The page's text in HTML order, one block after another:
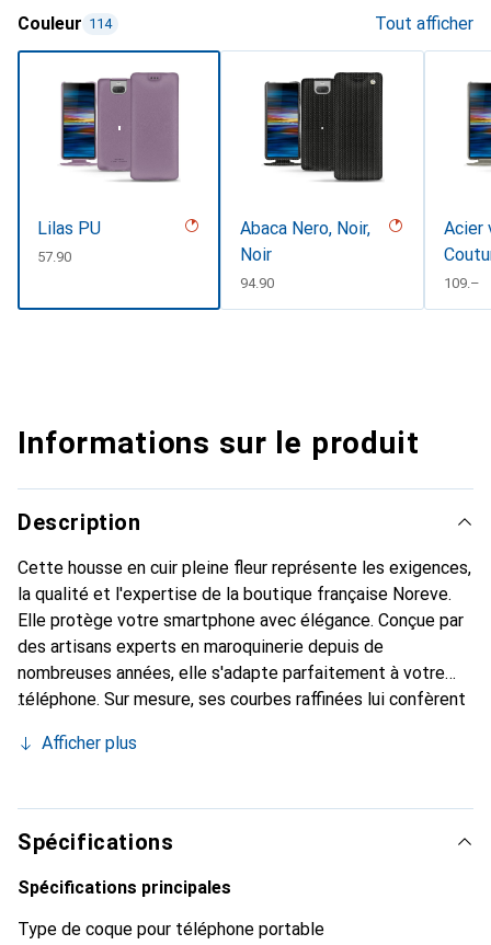
Couleur 114 Tout afficher
Lilas PU
CHF
57.90
Abaca Nero, Noir,
Noir
CHF
94.90
Acier
CHF
109.–
Informations sur le produit
Description
Cette housse en cuir pleine fleur représente les exigences,
la qualité et l'expertise de la boutique française Noreve.
Elle protège votre smartphone avec élégance. Conçue par
des artisans experts en maroquinerie depuis de
nombreuses années, elle s'adapte parfaitement à votre
téléphone. Sur mesure, ses courbes raffinées lui confèrent
et indispensable de votre smartphone. Reconnaître
marque Noreve est un choix sûr pour une clientèle
exigeante.
Afficher plus
Spécifications
Spécifications principales
Type de coque pour téléphone portable